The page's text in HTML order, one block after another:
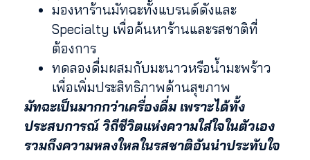
มองหาร้านมัทฉะทั้งแบรนด์ดังและ
Specialty เพื่อค้นหาร้านและรสชาติที่
ต้องการ
ทดลองดื่มผสมกับมะนาวหรือน้ำมะพร้าว
เพื่อเพิ่มประสิทธิภาพด้านสุขภาพ
มัทฉะเป็นมากกว่าเครื่องดื่ม เพราะได้ทั้ง
ประสบการณ์ วิถีชีวิตแห่งความใส่ใจในตัวเอง
รวมถึงความหลงใหลในรสชาติอันน่าประทับใจ